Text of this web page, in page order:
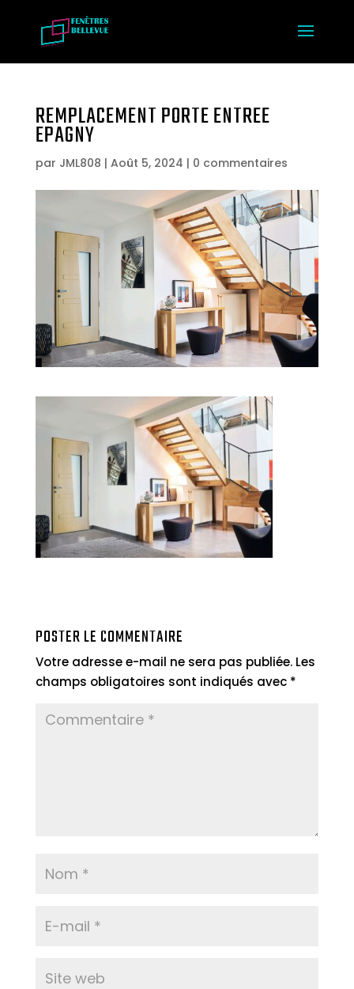
REMPLACEMENT PORTE ENTREE
EPAGNY
par JML808 | Août 5, 2024 | 0 commentaires
POSTER LE COMMENTAIRE
Votre adresse e-mail ne sera pas publiée. Les
champs obligatoires sont indiqués avec *